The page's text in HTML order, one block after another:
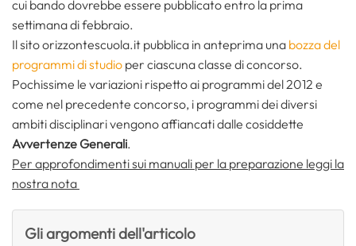
cui bando dovrebbe essere pubblicato entro la prima
settimana di febbraio.
Il sito orizzontescuola.it pubblica in anteprima una bozza del
programmi di studio per ciascuna classe di concorso.
Pochissime le variazioni rispetto ai programmi del 2012 e
come nel precedente concorso, i programmi dei diversi
ambiti disciplinari vengono affiancati dalle cosiddette
Avvertenze Generali.
Per approfondimenti sui manuali per la preparazione leggi la
nostra nota
Gli argomenti dell'articolo